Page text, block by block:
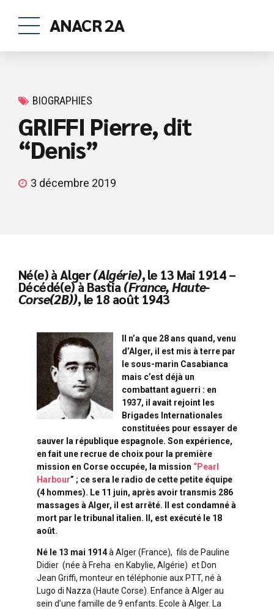
ANACR 2A
BIOGRAPHIES
GRIFFI Pierre, dit
“Denis”
3 décembre 2019
Né(e) à Alger(Algérie), le 13 Mai 1914 –
Décédé(e) à Bastia (France, Haute-
Corse(2B)), le 18 août 1943
Il n’a que 28 ans quand, venu
d’Alger, il est mis à terre par
le sous-marin Casabianca
mais c’est déjà un
combattant aguerri : en
1937, il avait rejoint les
Brigades Internationales
constituées pour essayer de
sauver la république espagnole. Son expérience,
en fait une recrue de choix pour la première
mission en Corse occupée, la mission “Pearl
Harbour” ; ce sera le radio de cette petite équipe
(4 hommes). Le 11 juin, après avoir transmis 286
massages à Alger, il est arrêté. Il est condamné à
mort par le tribunal italien. Il, est exécuté le 18
août.
Né le 13 mai 1914à Alger (France), fils de Pauline
Didier (née à Freha en Kabylie, Algérie) et Don
Jean Griffi, monteur en téléphonie aux PTT, né à
Lugo di Nazza (Haute Corse). Enfance à Alger au
sein d’une famille de 9 enfants. Ecole à Alger. La